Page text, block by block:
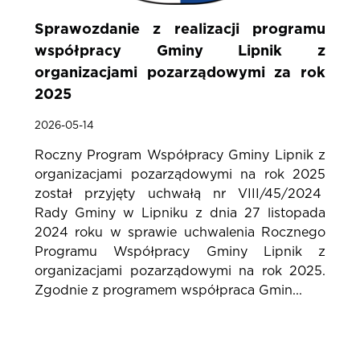
Sprawozdanie z realizacji programu
współpracy Gminy Lipnik z
organizacjami pozarządowymi za rok
2025
2026-05-14
Roczny Program Współpracy Gminy Lipnik z
organizacjami pozarządowymi na rok 2025
został przyjęty uchwałą nr VIII/45/2024
Rady Gminy w Lipniku z dnia 27 listopada
2024 roku w sprawie uchwalenia Rocznego
Programu Współpracy Gminy Lipnik z
organizacjami pozarządowymi na rok 2025.
Zgodnie z programem współpraca Gmin...